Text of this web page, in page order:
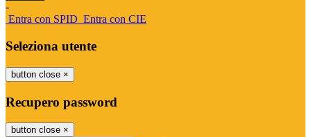
-
Entra con SPID Entra con CIE
Seleziona utente
button close ×
Recupero password
button close ×